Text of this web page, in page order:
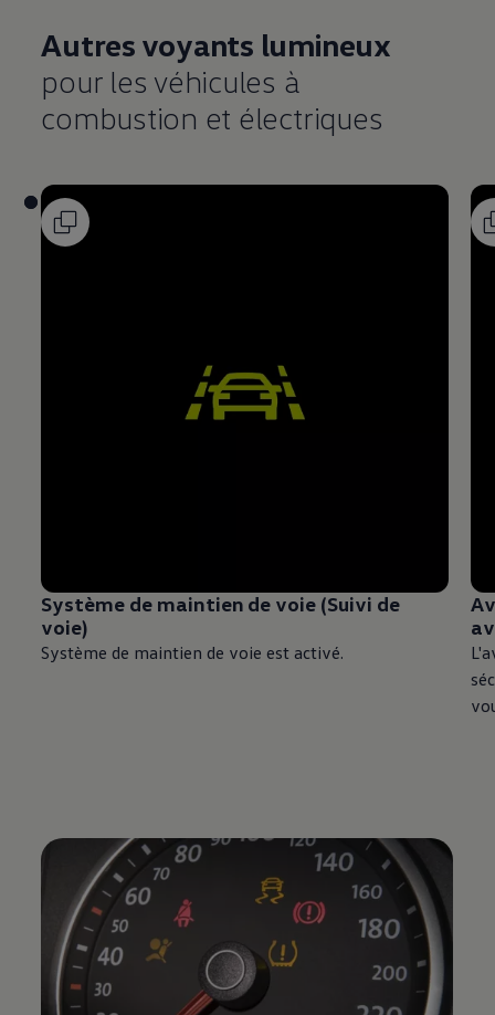
Autres voyants lumineux
pour les véhicules à
combustion et électriques
Système de maintien de voie (Suivi de
voie)
Système de maintien de voie est activé.